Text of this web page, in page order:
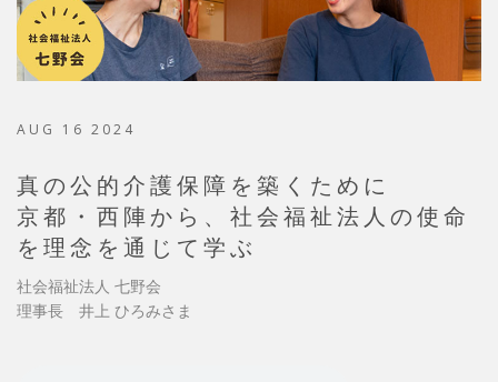
AUG 16 2024
真の公的介護保障を築くために
京都・西陣から、社会福祉法人の使命
を理念を通じて学ぶ
社会福祉法人 七野会
理事長 井上 ひろみさま